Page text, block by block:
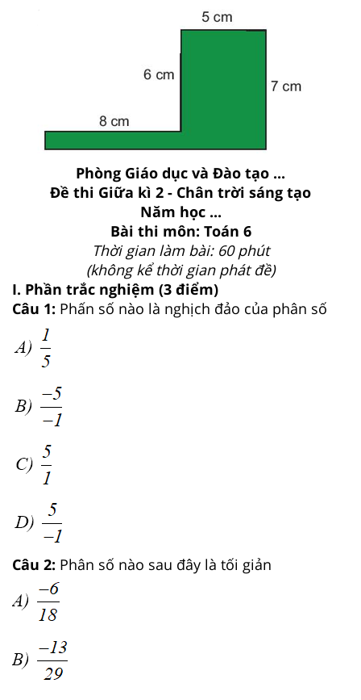
Phòng Giáo dục và Đào tạo ...
Đề thi Giữa kì 2 - Chân trời sáng tạo
Năm học ...
Bài thi môn: Toán 6
Thời gian làm bài: 60 phút
(không kể thời gian phát đề)
I. Phần trắc nghiệm (3 điểm)
Câu 1: Phấn số nào là nghịch đảo của phân số
Câu 2: Phân số nào sau đây là tối giản